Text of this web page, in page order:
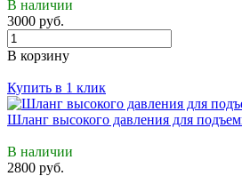
В наличии
3000 руб.
В корзину
Купить в 1 клик
Шланг высокого давления для
В наличии
2800 руб.